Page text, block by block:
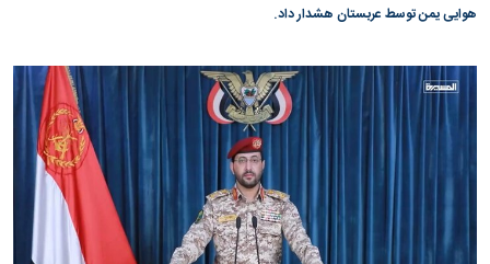
هوایی یمن توسط عربستان هشدار داد.